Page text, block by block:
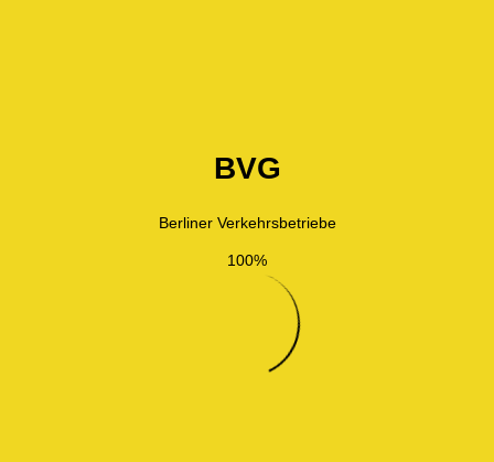
BVG
Berliner Verkehrsbetriebe
100%